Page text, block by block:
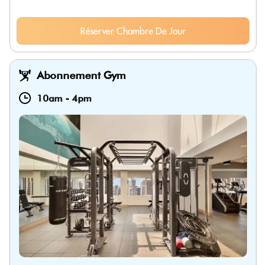
Réserver Chambre De Jour
Abonnement Gym
10am - 4pm